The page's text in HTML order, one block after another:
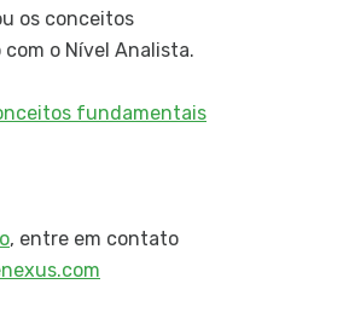
os conceitos
o Nível Analista.
fundamentais
, entre em contato